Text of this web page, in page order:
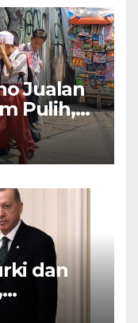
Jualan
Pulih,
Cari
dan